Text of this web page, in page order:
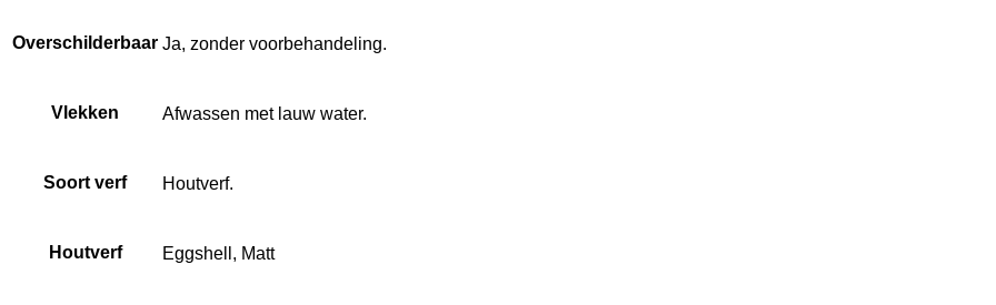
Overschilderbaar Ja, zonder voorbehandeling.
Vlekken Afwassen met lauw water.
Soort verf Houtverf.
Houtverf Eggshell, Matt